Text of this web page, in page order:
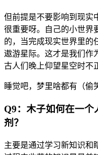
但前提是不要影响到现实
很重要呀。自己的小世界
的，当完成现实世界里的
遨游星际。这才是我们作
古人们晚上仰望星空时不
睡觉吧，梦里啥都有（偷
Q9：木子如何在一个
剂？
主要是通过学习新知识和